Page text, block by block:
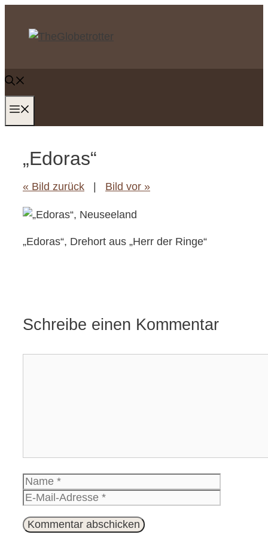
Inhalt
springen
„Edoras“
« Bild zurück Bild vor »
„Edoras“, Drehort aus „Herr der Ringe“
Schreibe einen Kommentar
Name